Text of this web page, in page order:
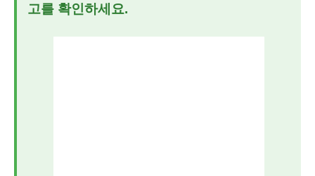
고를 확인하세요.